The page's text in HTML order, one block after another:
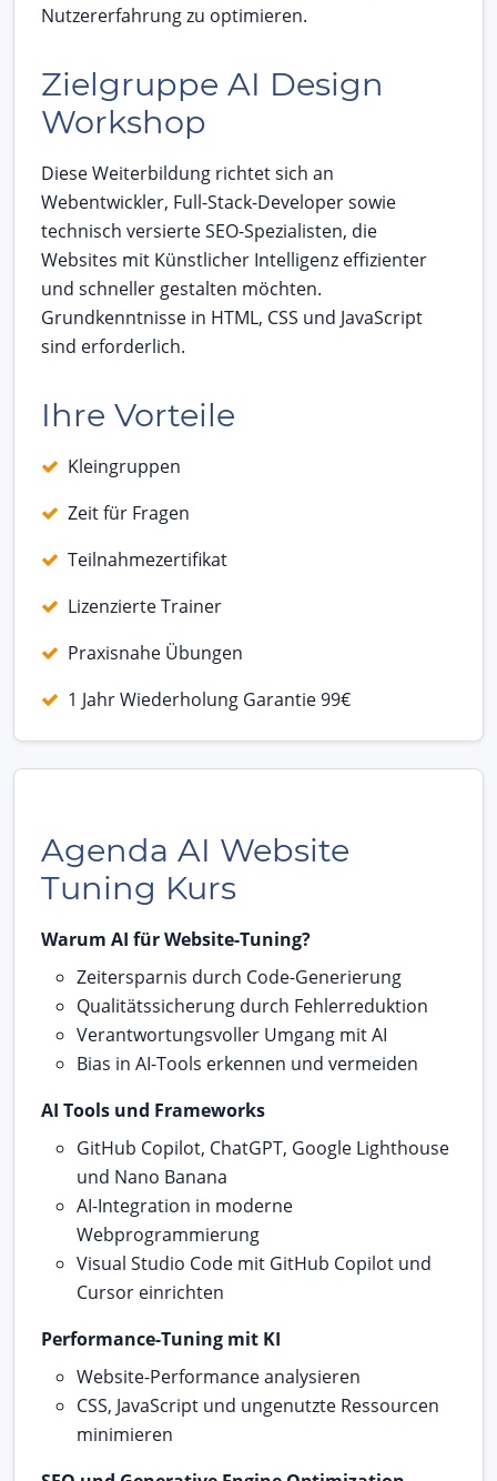
Nutzererfahrung zu optimieren.
Zielgruppe AI Design
Workshop
Diese Weiterbildung richtet sich an
Webentwickler, Full-Stack-Developer sowie
technisch versierte SEO-Spezialisten, die
Websites mit Künstlicher Intelligenz effizienter
und schneller gestalten möchten.
Grundkenntnisse in HTML, CSS und JavaScript
sind erforderlich.
Ihre Vorteile
Kleingruppen
Zeit für Fragen
Teilnahmezertifikat
Lizenzierte Trainer
Praxisnahe Übungen
1 Jahr Wiederholung Garantie 99€
Agenda AI Website
Tuning Kurs
Warum AI für Website-Tuning?
Zeitersparnis durch Code-Generierung
Qualitätssicherung durch Fehlerreduktion
Verantwortungsvoller Umgang mit AI
Bias in AI-Tools erkennen und vermeiden
AI Tools und Frameworks
GitHub Copilot, ChatGPT, Google Lighthouse
und Nano Banana
AI-Integration in moderne
Webprogrammierung
Visual Studio Code mit GitHub Copilot und
Cursor einrichten
Performance-Tuning mit KI
Website-Performance analysieren
CSS, JavaScript und ungenutzte Ressourcen
minimieren